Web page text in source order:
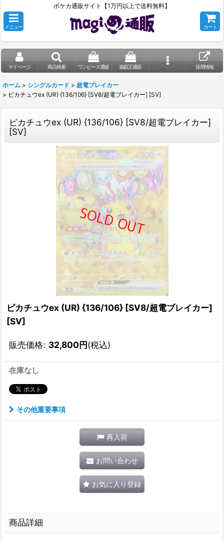
ポケカ通販サイト【1万円以上で送料無料】
メニュー カート
マイページ 商品検索 ワンピース通販 遊戯王通販 採用情報
ホーム > シングルカード > 超電ブレイカー
> ピカチュウex (UR) {136/106} [SV8/超電ブレイカー] [SV]
ピカチュウex (UR) {136/106} [SV8/超電ブレイカー]
[SV]
ピカチュウex (UR) {136/106} [SV8/超電ブレイカー]
[SV]
販売価格: 32,800円(税込)
在庫なし
その他重要事項
再入荷
お問い合わせ
お気に入り登録
商品詳細